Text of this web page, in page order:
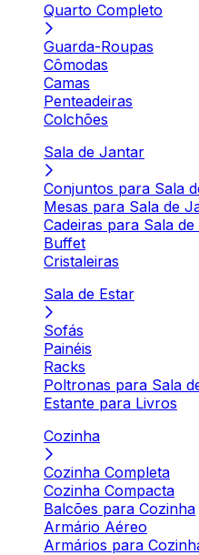
Quarto Completo
Guarda-Roupas
Cômodas
Camas
Penteadeiras
Colchões
Sala de Jantar
Conjuntos para Sala
Mesas para Sala de
Cadeiras para Sala
Buffet
Cristaleiras
Sala de Estar
Sofás
Painéis
Racks
Poltronas para Sala
Estante para Livros
Cozinha
Cozinha Completa
Cozinha Compacta
Balcões para Cozinha
Armário Aéreo
Armários para